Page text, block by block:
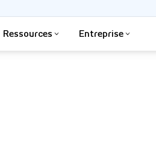
Ressources Entreprise